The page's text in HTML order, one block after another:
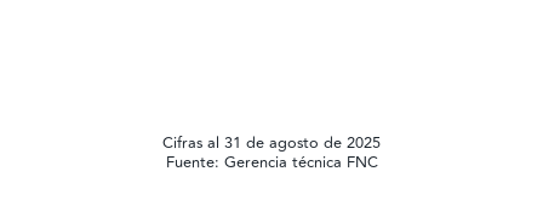
Cifras al 31 de agosto de 2025
Fuente: Gerencia técnica FNC